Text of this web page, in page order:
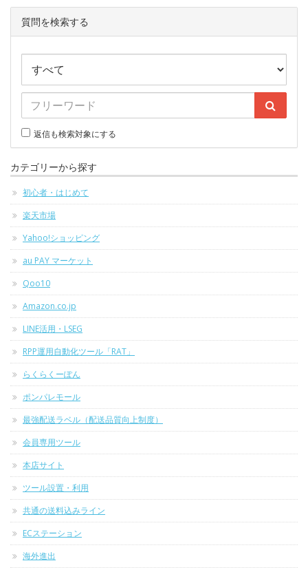
質問を検索する
返信も検索対象にする
カテゴリーから探す
初心者・はじめて
楽天市場
Yahoo!ショッピング
au PAY マーケット
Qoo10
Amazon.co.jp
LINE活用・LSEG
RPP運用自動化ツール「RAT」
らくらくーぽん
ポンパレモール
最強配送ラベル（配送品質向上制度）
会員専用ツール
本店サイト
ツール設置・利用
共通の送料込みライン
ECステーション
海外進出